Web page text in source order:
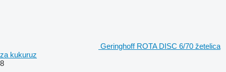
Geringhoff ROTA DISC 6/70 žetelica
za kukuruz
8